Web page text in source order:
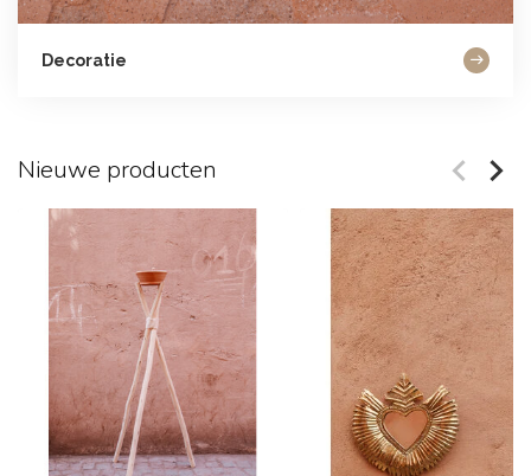
Decoratie
Nieuwe producten